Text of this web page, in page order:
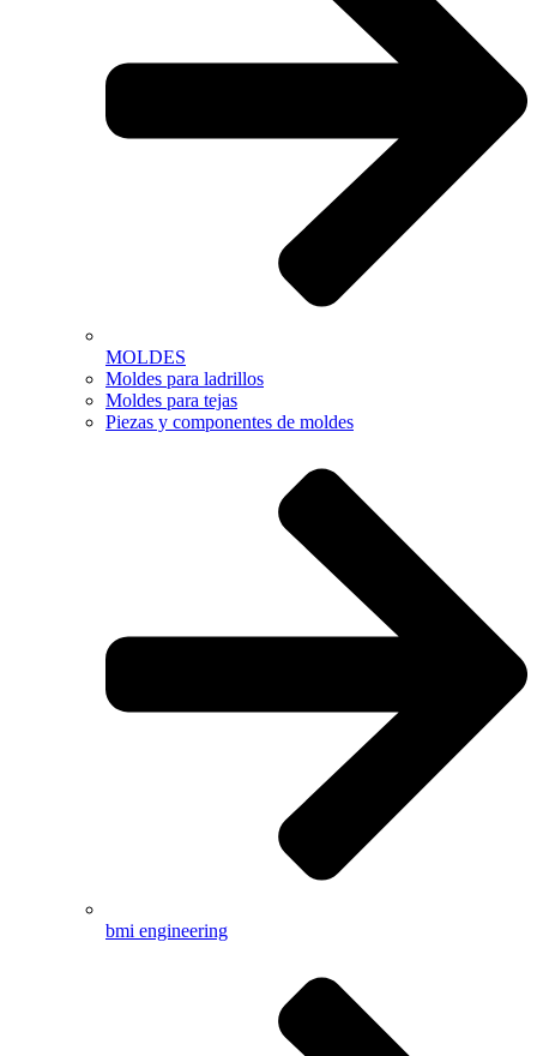
MOLDES
Moldes para ladrillos
Moldes para tejas
Piezas y componentes de moldes
bmi engineering